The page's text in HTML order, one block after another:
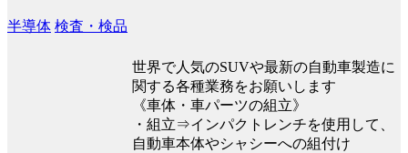
半導体 検査・検品
世界で人気のSUVや最新の自動車製造に
関する各種業務をお願いします
《車体・車パーツの組立》
・組立⇒インパクトレンチを使用して、
自動車本体やシャシーへの組付け